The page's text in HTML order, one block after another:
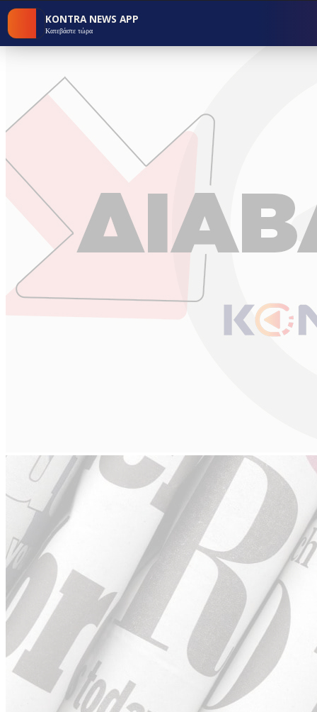
KONTRA NEWS APP
Κατεβάστε τώρα